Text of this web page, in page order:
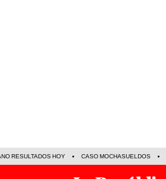
RESULTADOS HOY CASO MOCHASUELDOS